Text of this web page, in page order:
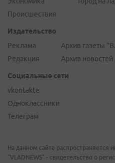
Происшествия
Издательство
Реклама
Редакция
Архив газеты
Архив новостей
Социальные сети
vkontakte
Одноклассники
Телеграм
На данном сайте распространяется
"VLADNEWS" - свидетельство о